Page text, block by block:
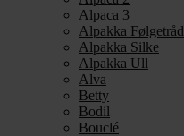
Alpaca 3
Alpakka Følgetråd
Alpakka Silke
Alpakka Ull
Alva
Betty
Bodil
Bouclé